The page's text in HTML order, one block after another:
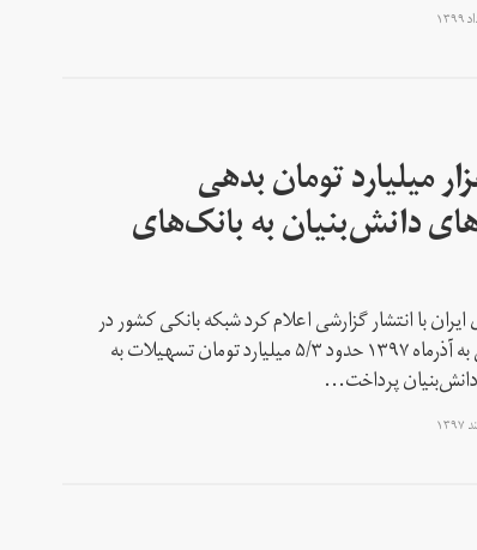
میلیارد تومان بدهی
دانش‌بنیان به بانک‌های
با انتشار گزارشی اعلام کرد شبکه بانکی کشور در
۹ماه منتهی به آذرماه ۱۳۹۷ حدود ۵/۳ میلیارد تومان تسهیلات به
پرداخت...